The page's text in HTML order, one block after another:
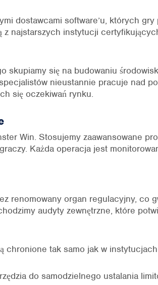
dostawcami software’u, których
najstarszych instytucji
skupiamy się na budowaniu
nieustannie pracuje nad
się oczekiwań rynku.
Win. Stosujemy zaawansowane
Każda operacja jest
renomowany organ regulacyjny, co
audyty zewnętrzne, które
chronione tak samo jak w
do samodzielnego ustalania